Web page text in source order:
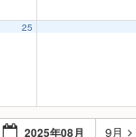
25
2025年08月 9月